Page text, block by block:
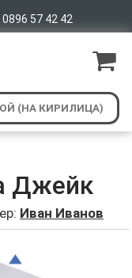
57 42 42
Джейк
Иван Иванов